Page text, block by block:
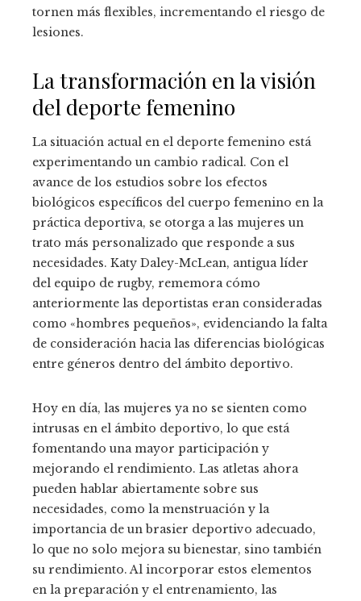
tornen más flexibles, incrementando el riesgo de
lesiones.
La transformación en la visión
del deporte femenino
La situación actual en el deporte femenino está
experimentando un cambio radical. Con el
avance de los estudios sobre los efectos
biológicos específicos del cuerpo femenino en la
práctica deportiva, se otorga a las mujeres un
trato más personalizado que responde a sus
necesidades. Katy Daley-McLean, antigua líder
del equipo de rugby, rememora cómo
anteriormente las deportistas eran consideradas
como «hombres pequeños», evidenciando la falta
de consideración hacia las diferencias biológicas
entre géneros dentro del ámbito deportivo.
Hoy en día, las mujeres ya no se sienten como
intrusas en el ámbito deportivo, lo que está
fomentando una mayor participación y
mejorando el rendimiento. Las atletas ahora
pueden hablar abiertamente sobre sus
necesidades, como la menstruación y la
importancia de un brasier deportivo adecuado,
lo que no solo mejora su bienestar, sino también
su rendimiento. Al incorporar estos elementos
en la preparación y el entrenamiento, las